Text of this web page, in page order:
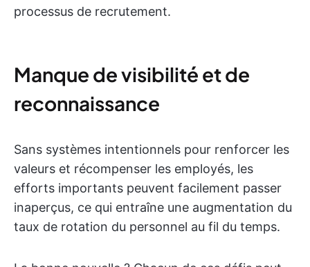
processus de recrutement.
Manque de visibilité et de
reconnaissance
Sans systèmes intentionnels pour renforcer les
valeurs et récompenser les employés, les
efforts importants peuvent facilement passer
inaperçus, ce qui entraîne une augmentation du
taux de rotation du personnel au fil du temps.